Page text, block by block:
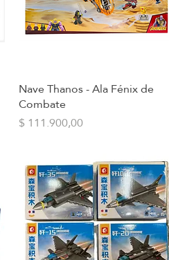
Vista rápida
Nave Thanos - Ala Fénix de
Combate
Precio
$ 111.900,00